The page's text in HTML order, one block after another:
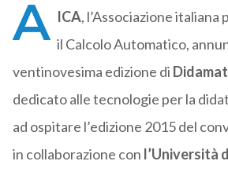
A ICA, l’Associazione italiana
il Calcolo Automatico,
ventinovesima edizione di
dedicato alle tecnologie per la
ad ospitare l’edizione 2015 del
in collaborazione con l’Università